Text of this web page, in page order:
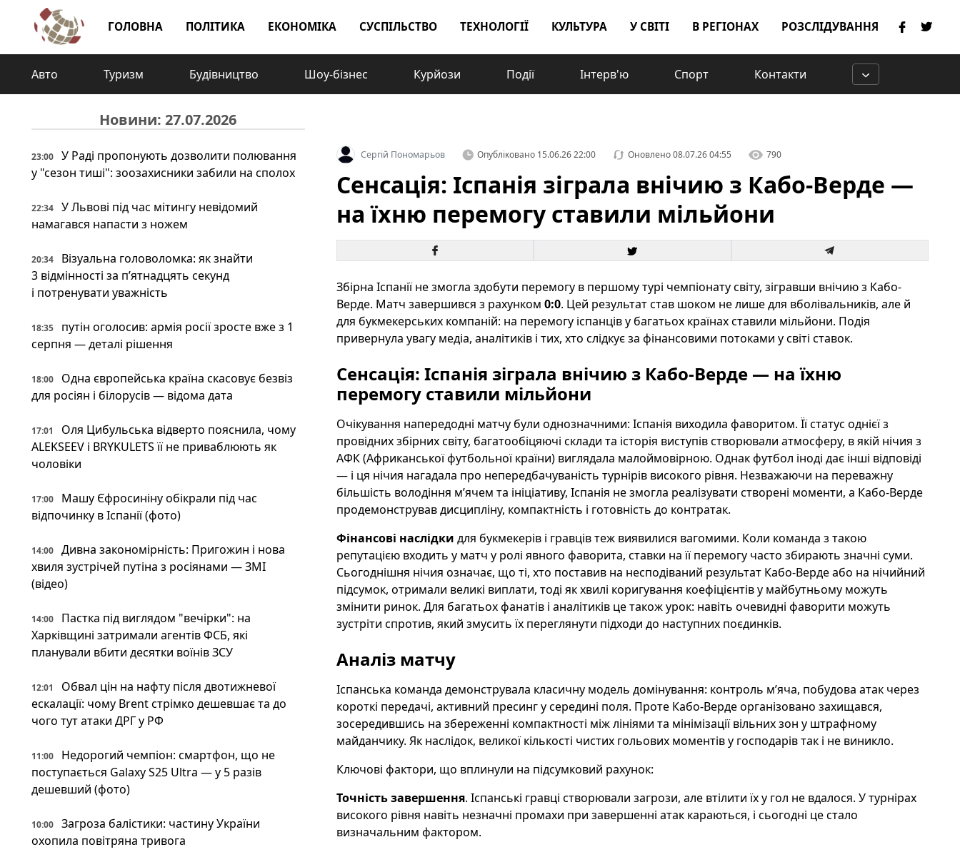
ГОЛОВНА ПОЛІТИКА ЕКОНОМІКА СУСПІЛЬСТВО ТЕХНОЛОГІЇ КУЛЬТУРА У СВІТІ В РЕГІОНАХ РОЗСЛІДУВАННЯ
Авто Туризм Будівництво Шоу-бізнес Курйози Події Інтерв'ю Спорт Контакти
Новини: 27.07.2026
23:00
У Раді пропонують дозволити полювання
у "сезон тиші": зоозахисники забили на сполох
22:34
У Львові під час мітингу невідомий
намагався напасти з ножем
20:34
Візуальна головоломка: як знайти
3 відмінності за п’ятнадцять секунд
і потренувати уважність
18:35
путін оголосив: армія росії зросте вже з 1
серпня — деталі рішення
18:00
Одна європейська країна скасовує безвіз
для росіян і білорусів — відома дата
17:01
Оля Цибульська відверто пояснила, чому
ALEKSEEV і BRYKULETS її не приваблюють як
чоловіки
17:00
Машу Єфросиніну обікрали під час
відпочинку в Іспанії (фото)
14:00
Дивна закономірність: Пригожин і нова
хвиля зустрічей путіна з росіянами — ЗМІ
(відео)
14:00
Пастка під виглядом "вечірки": на
Харківщині затримали агентів ФСБ, які
планували вбити десятки воїнів ЗСУ
12:01
Обвал цін на нафту після двотижневої
ескалації: чому Brent стрімко дешевшає та до
чого тут атаки ДРГ у РФ
11:00
Недорогий чемпіон: смартфон, що не
поступається Galaxy S25 Ultra — у 5 разів
дешевший (фото)
10:00
Загроза балістики: частину України
охопила повітряна тривога
Сергій Пономарьов Опубліковано15.06.26 22:00 Оновлено08.07.26 04:55 790
Сенсація: Іспанія зіграла внічию з Кабо-Верде —
на їхню перемогу ставили мільйони
Збірна Іспанії не змогла здобути перемогу в першому турі чемпіонату світу, зігравши внічию з Кабо-
Верде. Матч завершився з рахунком 0:0. Цей результат став шоком не лише для вболівальників, але й
для букмекерських компаній: на перемогу іспанців у багатьох країнах ставили мільйони. Подія
привернула увагу медіа, аналітиків і тих, хто слідкує за фінансовими потоками у світі ставок.
Сенсація: Іспанія зіграла внічию з Кабо-Верде — на їхню
перемогу ставили мільйони
Очікування напередодні матчу були однозначними: Іспанія виходила фаворитом. Її статус однієї з
провідних збірних світу, багатообіцяючі склади та історія виступів створювали атмосферу, в якій нічия з
АФК (Африканської футбольної країни) виглядала малоймовірною. Однак футбол іноді дає інші відповіді
— і ця нічия нагадала про непередбачуваність турнірів високого рівня. Незважаючи на переважну
більшість володіння м’ячем та ініціативу, Іспанія не змогла реалізувати створені моменти, а Кабо-Верде
продемонстрував дисципліну, компактність і готовність до контратак.
Фінансові наслідки для букмекерів і гравців теж виявилися вагомими. Коли команда з такою
репутацією входить у матч у ролі явного фаворита, ставки на її перемогу часто збирають значні суми.
Сьогоднішня нічия означає, що ті, хто поставив на несподіваний результат Кабо-Верде або на нічийний
підсумок, отримали великі виплати, тоді як хвилі коригування коефіцієнтів у майбутньому можуть
змінити ринок. Для багатьох фанатів і аналітиків це також урок: навіть очевидні фаворити можуть
зустріти спротив, який змусить їх переглянути підходи до наступних поєдинків.
Аналіз матчу
Іспанська команда демонструвала класичну модель домінування: контроль м’яча, побудова атак через
короткі передачі, активний пресинг у середині поля. Проте Кабо-Верде організовано захищався,
зосередившись на збереженні компактності між лініями та мінімізації вільних зон у штрафному
майданчику. Як наслідок, великої кількості чистих гольових моментів у господарів так і не виникло.
Ключові фактори, що вплинули на підсумковий рахунок:
Точність завершення. Іспанські гравці створювали загрози, але втілити їх у гол не вдалося. У турнірах
високого рівня навіть незначні промахи при завершенні атак караються, і сьогодні це стало
визначальним фактором.